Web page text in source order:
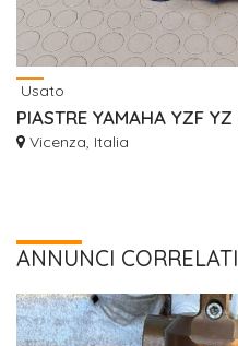
Usato
Vicenza, Italia
ANNUNCI CORRELATI